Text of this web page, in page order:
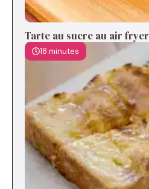
Tarte au sucre au air fryer
18 minutes